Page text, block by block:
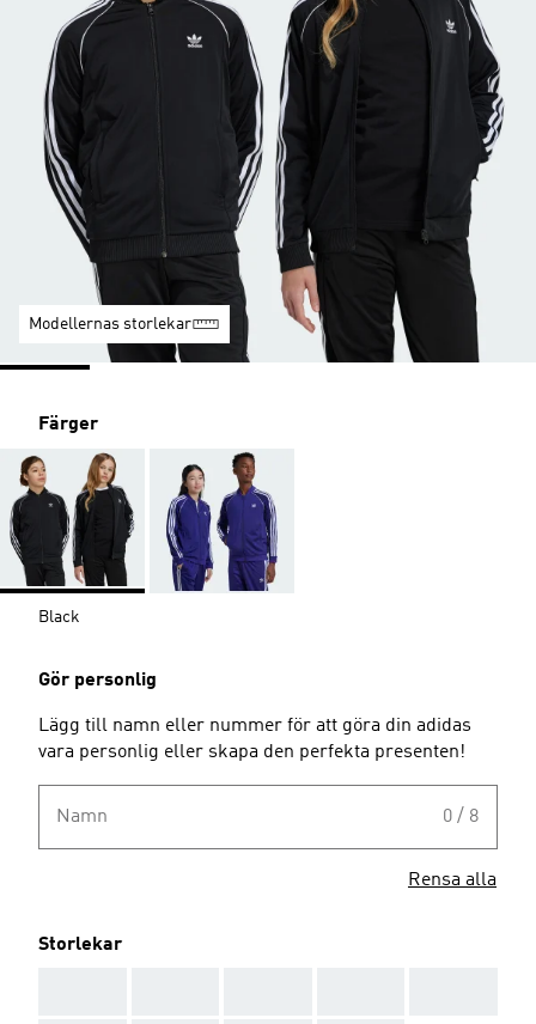
Modellernas storlekar
Färger
Black
Gör personlig
Lägg till namn eller nummer för att göra din adidas
vara personlig eller skapa den perfekta presenten!
Namn 0 / 8
Rensa alla
Storlekar